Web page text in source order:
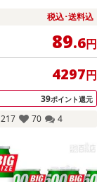
税込･送料込
89.6円
4297円
39ポイント還元
217 70 4